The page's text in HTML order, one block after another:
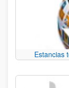
Estancias